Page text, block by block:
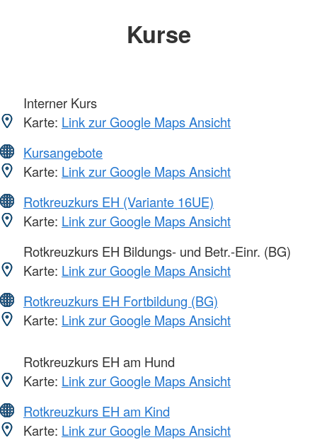
Kurse
Interner Kurs
Karte: Link zur Google Maps Ansicht
Kursangebote
Karte: Link zur Google Maps Ansicht
Rotkreuzkurs EH (Variante 16UE)
Karte: Link zur Google Maps Ansicht
Rotkreuzkurs EH Bildungs- und Betr.-Einr. (BG)
Karte: Link zur Google Maps Ansicht
Rotkreuzkurs EH Fortbildung (BG)
Karte: Link zur Google Maps Ansicht
Rotkreuzkurs EH am Hund
Karte: Link zur Google Maps Ansicht
Rotkreuzkurs EH am Kind
Karte: Link zur Google Maps Ansicht